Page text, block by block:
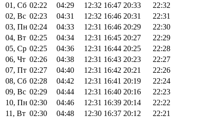
01, Сб 02:22 04:29 12:32 16:47 20:33
22:32
02, Вс 02:23 04:31 12:32 16:46 20:31
22:31
03, Пн 02:24 04:33 12:31 16:46 20:29
22:30
04, Вт 02:25 04:34 12:31 16:45 20:27
22:29
05, Ср 02:25 04:36 12:31 16:44 20:25
22:28
06, Чт 02:26 04:38 12:31 16:43 20:23
22:27
07, Пт 02:27 04:40 12:31 16:42 20:21
22:26
08, Сб 02:28 04:42 12:31 16:41 20:19
22:24
09, Вс 02:29 04:44 12:31 16:40 20:16
22:23
10, Пн 02:30 04:46 12:31 16:39 20:14
22:22
11, Вт 02:30 04:48 12:30 16:37 20:12
22:21